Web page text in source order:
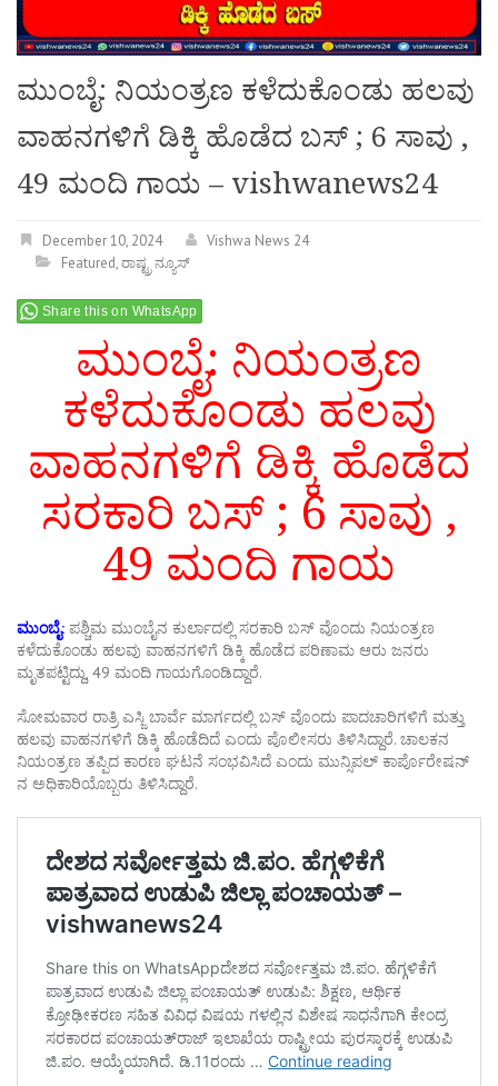
ಮುಂಬೈ: ನಿಯಂತ್ರಣ ಕಳೆದುಕೊಂಡು ಹಲವು
ವಾಹನಗಳಿಗೆ ಡಿಕ್ಕಿ ಹೊಡೆದ ಬಸ್ ; 6 ಸಾವು ,
49 ಮಂದಿ ಗಾಯ – vishwanews24
December 10, 2024
Vishwa News 24
Featured,ರಾಷ್ಟ್ರ ನ್ಯೂಸ್
Share this on WhatsApp
ಮುಂಬೈ: ನಿಯಂತ್ರಣ
ಕಳೆದುಕೊಂಡು ಹಲವು
ವಾಹನಗಳಿಗೆ ಡಿಕ್ಕಿ ಹೊಡೆದ
ಸರಕಾರಿ ಬಸ್ ; 6 ಸಾವು ,
49 ಮಂದಿ ಗಾಯ
ಮುಂಬೈ: ಪಶ್ಚಿಮ ಮುಂಬೈನ ಕುರ್ಲಾದಲ್ಲಿ ಸರಕಾರಿ ಬಸ್ ವೊಂದು ನಿಯಂತ್ರಣ
ಕಳೆದುಕೊಂಡು ಹಲವು ವಾಹನಗಳಿಗೆ ಡಿಕ್ಕಿ ಹೊಡೆದ ಪರಿಣಾಮ ಆರು ಜನರು
ಮೃತಪಟ್ಟಿದ್ದು, 49 ಮಂದಿ ಗಾಯಗೊಂಡಿದ್ದಾರೆ.
ಸೋಮವಾರ ರಾತ್ರಿ ಎಸ್ಜಿ ಬಾರ್ವೆ ಮಾರ್ಗದಲ್ಲಿ ಬಸ್ ವೊಂದು ಪಾದಚಾರಿಗಳಿಗೆ ಮತ್ತು
ಹಲವು ವಾಹನಗಳಿಗೆ ಡಿಕ್ಕಿ ಹೊಡೆದಿದೆ ಎಂದು ಪೊಲೀಸರು ತಿಳಿಸಿದ್ದಾರೆ. ಚಾಲಕನ
ನಿಯಂತ್ರಣ ತಪ್ಪಿದ ಕಾರಣ ಘಟನೆ ಸಂಭವಿಸಿದೆ ಎಂದು ಮುನ್ಸಿಪಲ್ ಕಾರ್ಪೊರೇಷನ್
ನ ಅಧಿಕಾರಿಯೊಬ್ಬರು ತಿಳಿಸಿದ್ದಾರೆ.